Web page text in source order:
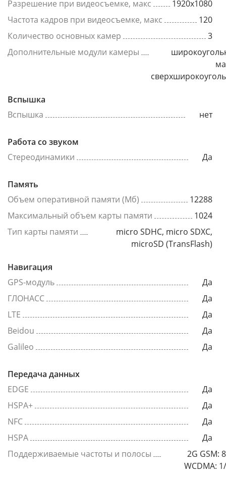
Разрешение при видеосъемке, макс
1920x1080
Частота кадров при видеосъемке, макс
120
Количество основных камер
3
Дополнительные модули камеры
Вспышка
Вспышка
нет
Работа со звуком
Стереодинамики
Да
Память
Объем оперативной памяти (Мб)
12288
Максимальный объем карты памяти
1024
Тип карты памяти
micro SDHC, micro SDXC,
microSD (TransFlash)
Навигация
GPS-модуль
Да
ГЛОНАСС
Да
LTE
Да
Beidou
Да
Galileo
Да
Передача данных
EDGE
Да
HSPA+
Да
NFC
Да
HSPA
Да
Поддерживаемые частоты и полосы
2G GSM:
WCDMA: